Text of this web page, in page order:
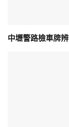
中壢警路檢車牌